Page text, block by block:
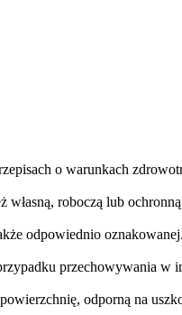
o warunkach
roboczą lub
odpowiednio oznakowanej.
przechowywania w
odporną na